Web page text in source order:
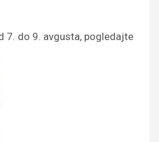
7. do 9. avgusta, pogledajte